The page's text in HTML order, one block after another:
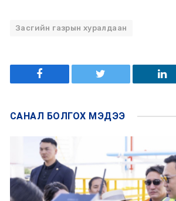
Засгийн газрын хуралдаан
САНАЛ БОЛГОХ МЭДЭЭ